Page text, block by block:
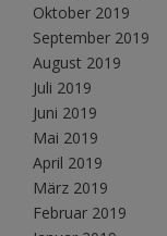
Oktober 2019
September 2019
August 2019
Juli 2019
Juni 2019
Mai 2019
April 2019
März 2019
Februar 2019